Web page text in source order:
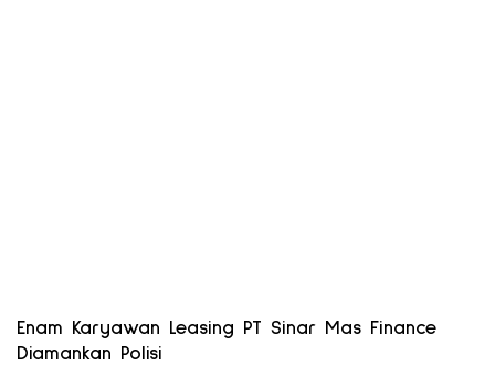
Enam Karyawan Leasing PT Sinar Mas Finance
Diamankan Polisi